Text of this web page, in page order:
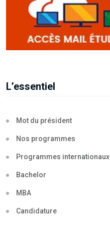
L’essentiel
Mot du président
Nos programmes
Programmes internationaux
Bachelor
MBA
Candidature